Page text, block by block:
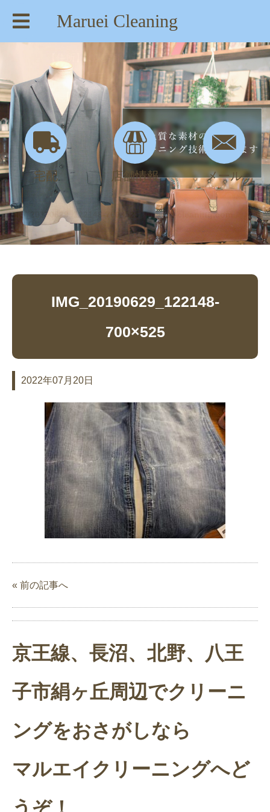
Maruei Cleaning
【住所】：東京都八王子市絹ヶ丘1-22-20
【TEL】：042-635-6234
【営業時間】：AM 8:00～PM 7:30
宅配 店舗情報 メール
IMG_20190629_122148-700×525 | maruei-cleaning.com
IMG_20190629_122148-
700×525
2022年07月20日
« 前の記事へ
京王線、長沼、北野、八王
子市絹ヶ丘周辺でクリーニ
ングをおさがしなら
マルエイクリーニングへど